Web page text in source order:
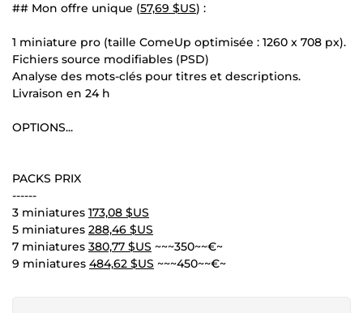
## Mon offre unique (57,69 $US) :
1 miniature pro (taille ComeUp optimisée : 1260 x 708 px).
Fichiers source modifiables (PSD)
Analyse des mots-clés pour titres et descriptions.
Livraison en 24 h
OPTIONS...
PACKS PRIX
------
3 miniatures 173,08 $US
5 miniatures 288,46 $US
7 miniatures 380,77 $US ~~~350~~€~
9 miniatures 484,62 $US ~~~450~~€~